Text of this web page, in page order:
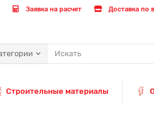
Заявка на расчет Доставка по
Строительные материалы